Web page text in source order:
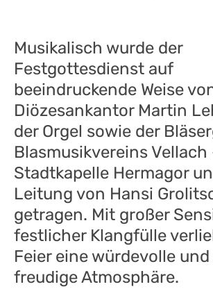
Musikalisch wurde der
Festgottesdienst auf
beeindruckende Weise
Diözesankantor Martin
der Orgel sowie der
Blasmusikvereins Vellach
Stadtkapelle Hermagor
Leitung von Hansi
getragen. Mit großer
festlicher Klangfülle
Feier eine würdevolle
freudige Atmosphäre.